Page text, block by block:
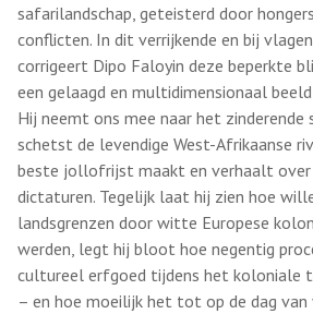
safarilandschap, geteisterd door
conflicten. In dit verrijkende en bij
corrigeert Dipo Faloyin deze beperkte
een gelaagd en multidimensionaal
Hij neemt ons mee naar het zinderende
schetst de levendige West-Afrikaanse
beste jollofrijst maakt en verhaalt over
dictaturen. Tegelijk laat hij zien hoe
landsgrenzen door witte Europese
werden, legt hij bloot hoe negentig
cultureel erfgoed tijdens het koloniale
– en hoe moeilijk het tot op de dag van